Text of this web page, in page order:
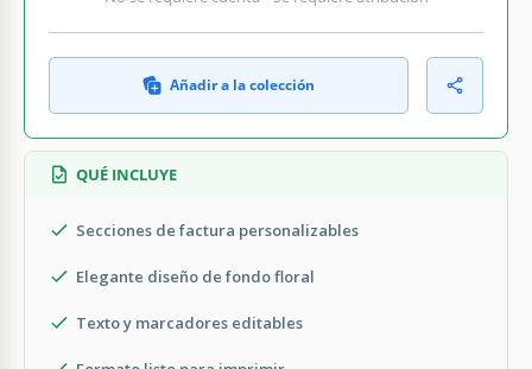
Añadir a la colección
QUÉ INCLUYE
Secciones de factura personalizables
Elegante diseño de fondo floral
Texto y marcadores editables